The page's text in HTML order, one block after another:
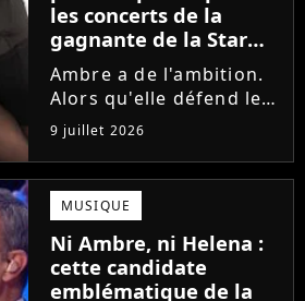
les concerts de la
gagnante de la Star
Academy !
Ambre a de l'ambition.
Alors qu'elle défend le
single J'me demande et
qu'elle prépare son
premier album, la
gagnante de la dernière
saison de la Star
Academy annonce les
dates de sa...
9 juillet 2026
MUSIQUE
Ni Ambre, ni Helena :
cette candidate
emblématique de la